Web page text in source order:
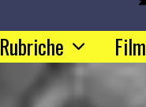
Rubriche Film